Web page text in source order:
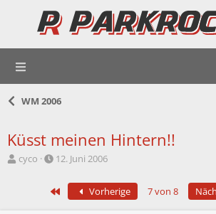
WM 2006
Küsst meinen Hintern!!
E
cyco
E
t
12. Juni 2006
Erste Vorherige 7 von 8